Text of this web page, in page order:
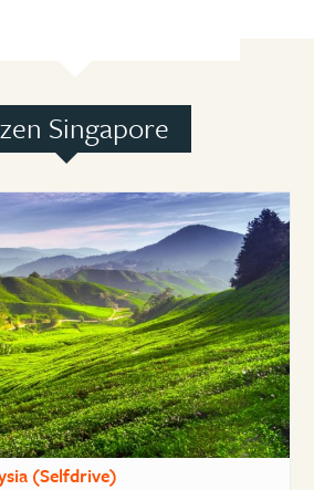
Singapore
(Selfdrive)